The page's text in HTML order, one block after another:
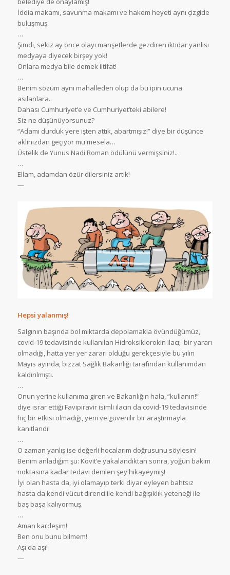
İddia makamı, savunma makamı ve hakem heyeti aynı çizgide
buluşmuş.
…
Şimdi, sekiz ay önce olayı manşetlerde gezdiren iktidar yanlısı
medyaya diyecek birşey yok!
Onlara medya bile demek iltifat!
…
Benim sözüm aynı mahalleden olup da bu ipin ucuna
asılanlara..
Dahası Cumhuriyet’e ve Cumhuriyet’teki abilere!
Siz ne düşünüyorsunuz?
“Adamı durduk yere işten attık, abartmışız!” diye bir düşünce
aklınızdan geçiyor mu mesela…
Üstelik de Yunus Nadi Roman ödülünü vermişsiniz!..
…
Ellam, adamdan özür dilersiniz artık!
—
Hepsi yalanmış!
Salgının başında bol miktarda depolamakla övündüğümüz,
covid-19 tedavisinde kullanılan Hidroksiklorokin ilacı; bir yararı
olmadığı, hatta yer yer zararı olduğu gerekçesiyle bu yılın
Mayıs ayında, bizzat Sağlık Bakanlığı tarafından kullanımdan
kaldırılmıştı.
…
Onun yerine kullanıma giren ve Bakanlığın hala, “kullanın!”
diye ısrar ettiği Favipiravir isimli ilacın da covid-19 tedavisinde
hiç bir etkisi olmadığı, yeni ve güvenilir bir araştırmayla
kanıtlandı!
…
O zaman yanlış ise değerli hocalarım doğrusunu söylesin!
Benim anladığım şu: Kovit’e yakalandıktan sonra, yoğun bakım
noktasına kadar tedavi denilen şey hikayeymiş!
İyi olan hasta da, iyi olamayıp terki diyar eyleyen bahtsız
hasta da kendi vücut direnci ile kendi bağışıklık yeteneği ile
baş başa kalıyormuş.
…
Aman kardeşim!
Ben onu bunu bilmem!
Aşı da aşı!
—